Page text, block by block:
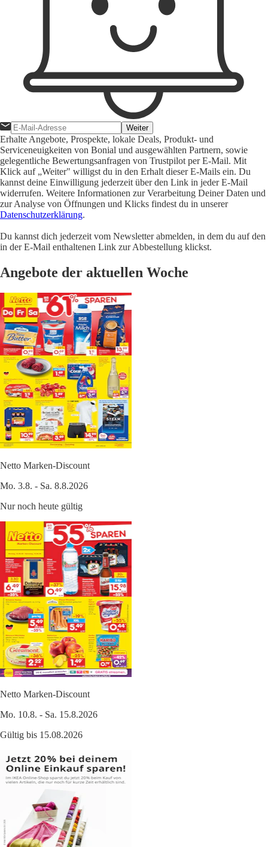
Weiter
Erhalte Angebote, Prospekte, lokale Deals, Produkt- und
Serviceneuigkeiten von Bonial und ausgewählten Partnern, sowie
gelegentliche Bewertungsanfragen von Trustpilot per E-Mail. Mit
Klick auf „Weiter" willigst du in den Erhalt dieser E-Mails ein. Du
kannst deine Einwilligung jederzeit über den Link in jeder E-Mail
widerrufen. Weitere Informationen zur Verarbeitung Deiner Daten und
zur Analyse von Öffnungen und Klicks findest du in unserer
Datenschutzerklärung.
Du kannst dich jederzeit vom Newsletter abmelden, in dem du auf den
in der E-Mail enthaltenen Link zur Abbestellung klickst.
Angebote der aktuellen Woche
Netto Marken-Discount
Mo. 3.8. - Sa. 8.8.2026
Nur noch heute gültig
Netto Marken-Discount
Mo. 10.8. - Sa. 15.8.2026
Gültig bis 15.08.2026